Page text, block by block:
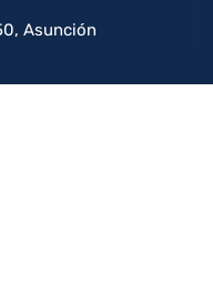
Asunción